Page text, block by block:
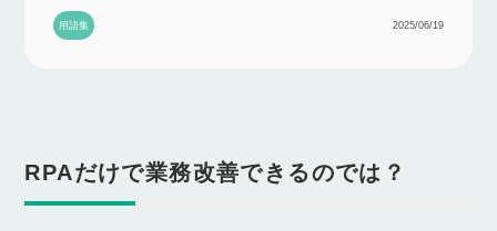
用語集 2025/06/19
RPAだけで業務改善できるのでは？